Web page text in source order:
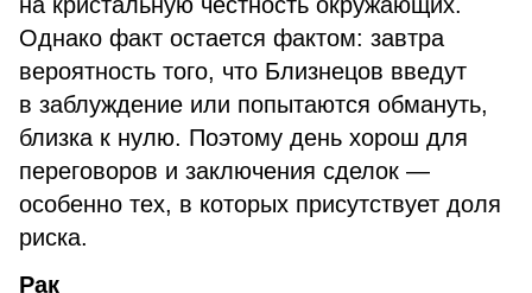
Однако факт остается фактом: завтра
вероятность того, что Близнецов введут
в заблуждение или попытаются обмануть,
близка к нулю. Поэтому день хорош для
переговоров и заключения сделок —
особенно тех, в которых присутствует доля
риска.
Рак